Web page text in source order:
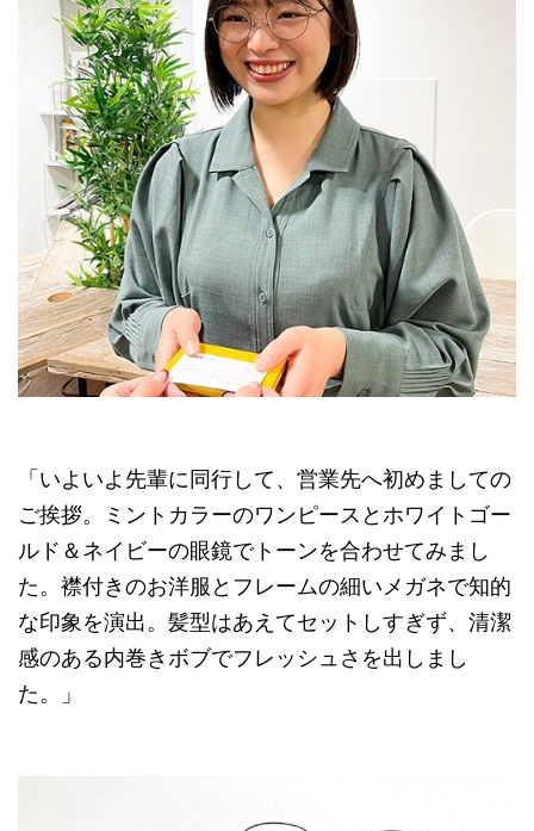
「いよいよ先輩に同行して、営業先へ初めましての
ご挨拶。ミントカラーのワンピースとホワイトゴー
ルド＆ネイビーの眼鏡でトーンを合わせてみまし
た。襟付きのお洋服とフレームの細いメガネで知的
な印象を演出。髪型はあえてセットしすぎず、清潔
感のある内巻きボブでフレッシュさを出しまし
た。」